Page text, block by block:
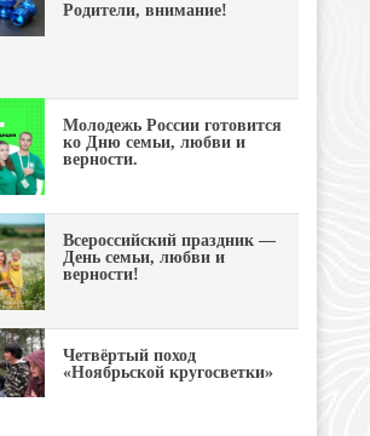
Родители, внимание!
Молодежь России готовится
ко Дню семьи, любви и
верности.
Всероссийский праздник —
День семьи, любви и
верности!
Четвёртый поход
«Ноябрьской кругосветки»